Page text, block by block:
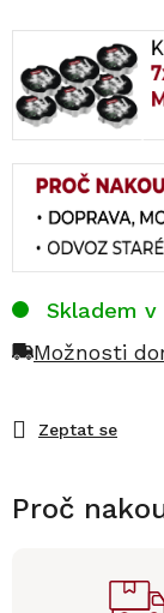
Zeptat se
Skladem v
Možnosti
Proč